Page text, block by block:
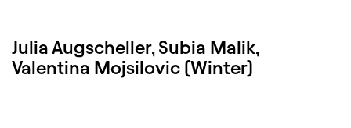
Julia Augscheller, Subia Malik,
Valentina Mojsilovic (Winter)